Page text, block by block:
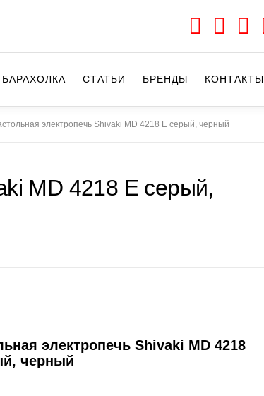
БАРАХОЛКА CТАТЬИ БРЕНДЫ КОНТАКТЫ
электропечь Shivaki MD 4218 E серый, черный
MD 4218 E серый,
электропечь Shivaki MD 4218
черный